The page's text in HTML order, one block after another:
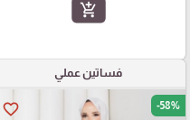
add_shopping_cart
فساتين عملي
favorite_border -58%